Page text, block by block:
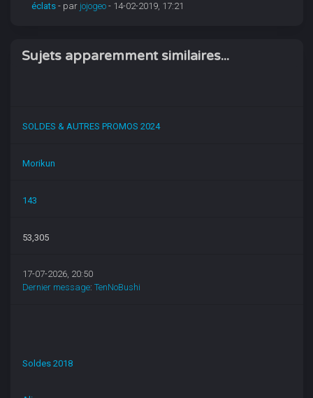
éclats - par jojogeo - 14-02-2019, 17:21
Sujets apparemment similaires...
SOLDES & AUTRES PROMOS 2024
Morikun
143
53,305
17-07-2026, 20:50
Dernier message:TenNoBushi
Soldes 2018